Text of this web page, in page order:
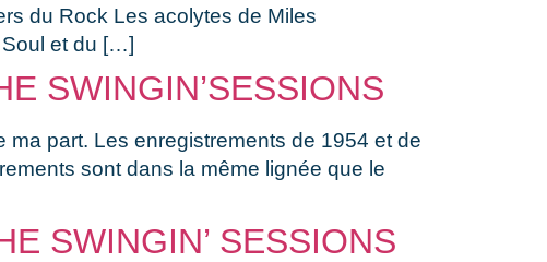
du Rock Les acolytes de Miles
Soul et du […]
SWINGIN’SESSIONS
ma part. Les enregistrements de 1954 et de
sont dans la même lignée que le
SWINGIN’ SESSIONS